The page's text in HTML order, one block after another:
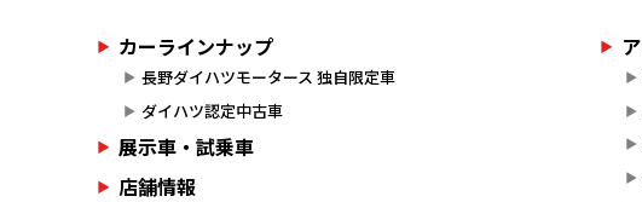
カーラインナップ
長野ダイハツモータース 独自限定車
ダイハツ認定中古車
展示車・試乗車
店舗情報